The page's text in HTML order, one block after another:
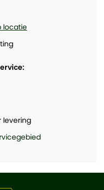
locatie
levering